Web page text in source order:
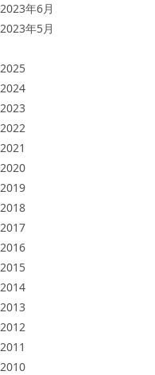
2023年6月
2023年5月
2025
2024
2023
2022
2021
2020
2019
2018
2017
2016
2015
2014
2013
2012
2011
2010